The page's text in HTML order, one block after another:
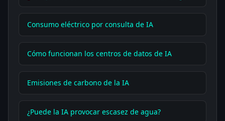
Consumo eléctrico por consulta de IA
Cómo funcionan los centros de datos de IA
Emisiones de carbono de la IA
¿Puede la IA provocar escasez de agua?